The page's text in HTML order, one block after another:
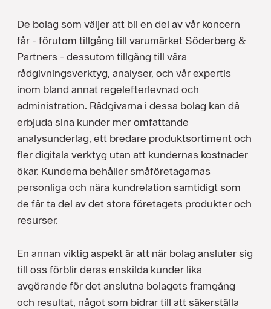
De bolag som väljer att bli en del av vår koncern
får - förutom tillgång till varumärket Söderberg &
Partners - dessutom tillgång till våra
rådgivningsverktyg, analyser, och vår expertis
inom bland annat regelefterlevnad och
administration. Rådgivarna i dessa bolag kan då
erbjuda sina kunder mer omfattande
analysunderlag, ett bredare produktsortiment och
fler digitala verktyg utan att kundernas kostnader
ökar. Kunderna behåller småföretagarnas
personliga och nära kundrelation samtidigt som
de får ta del av det stora företagets produkter och
resurser.
En annan viktig aspekt är att när bolag ansluter sig
till oss förblir deras enskilda kunder lika
avgörande för det anslutna bolagets framgång
och resultat, något som bidrar till att säkerställa